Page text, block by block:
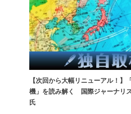
【次回から大幅リニューアル！】
機」を読み解く 国際ジャーナリ
氏